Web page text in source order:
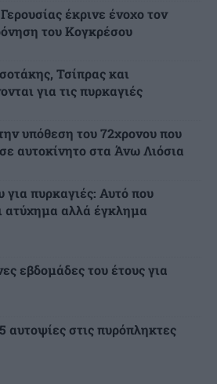
έκρινε ένοχο τον
του Κογκρέσου
Τσίπρας και
για τις πυρκαγιές
υπόθεση του 72χρονου που
αυτοκίνητο στα Άνω Λιόσια
πυρκαγιές: Αυτό που
ατύχημα αλλά έγκλημα
εβδομάδες του έτους για
στις πυρόπληκτες